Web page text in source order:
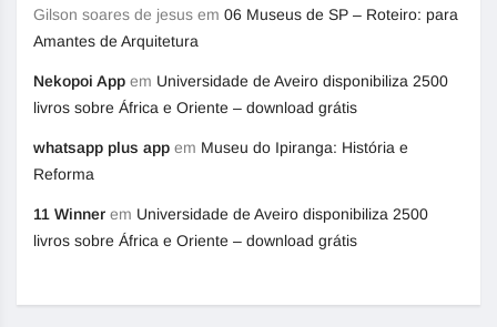
Gilson soares de jesus em 06 Museus de SP – Roteiro: para
Amantes de Arquitetura
Nekopoi App em Universidade de Aveiro disponibiliza 2500
livros sobre África e Oriente – download grátis
whatsapp plus app em Museu do Ipiranga: História e
Reforma
11 Winner em Universidade de Aveiro disponibiliza 2500
livros sobre África e Oriente – download grátis